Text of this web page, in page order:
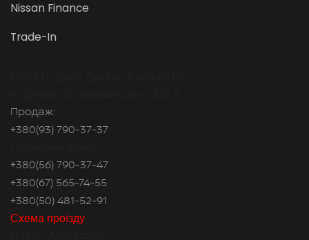
Nissan Finance
Trade-In
Продаж:
+380(93) 790-37-37
+380(56) 790-37-47
+380(67) 565-74-55
+380(50) 481-52-91
Схема проїзду